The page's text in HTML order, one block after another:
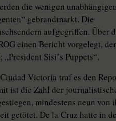
die wenigen
gebrandmarkt. Die
aufgegriffen. Über
einen Bericht vorgelegt,
Sisi’s Puppets“.
Victoria traf es den
ist die Zahl der
mindestens neun von
getötet. De la Cruz hatte in